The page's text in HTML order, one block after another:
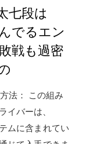
七段は
でるエン
戦も過密
法： この組み
バーは、
ムに含まれてい